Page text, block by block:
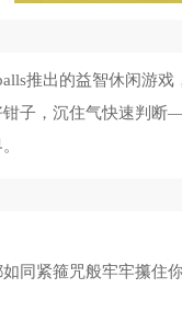
推出的益智休闲游
钳子，沉住气快速判
同紧箍咒般牢牢攥住